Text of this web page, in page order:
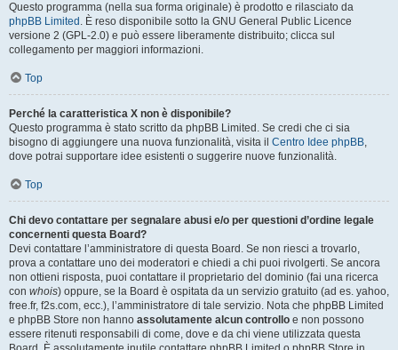
Questo programma (nella sua forma originale) è prodotto e rilasciato da
phpBB Limited . È reso disponibile sotto la GNU General Public Licence
versione 2 (GPL-2.0) e può essere liberamente distribuito; clicca sul
collegamento per maggiori informazioni.
Top
Perché la caratteristica X non è disponibile?
Questo programma è stato scritto da phpBB Limited. Se credi che ci sia
bisogno di aggiungere una nuova funzionalità, visita il Centro Idee phpBB,
dove potrai supportare idee esistenti o suggerire nuove funzionalità.
Top
Chi devo contattare per segnalare abusi e/o per questioni d’ordine legale
concernenti questa Board?
Devi contattare l’amministratore di questa Board. Se non riesci a trovarlo,
prova a contattare uno dei moderatori e chiedi a chi puoi rivolgerti. Se ancora
non ottieni risposta, puoi contattare il proprietario del dominio (fai una ricerca
con whois) oppure, se la Board è ospitata da un servizio gratuito (ad es. yahoo,
free.fr, f2s.com, ecc.), l’amministratore di tale servizio. Nota che phpBB Limited
e phpBB Store non hanno assolutamente alcun controllo e non possono
essere ritenuti responsabili di come, dove e da chi viene utilizzata questa